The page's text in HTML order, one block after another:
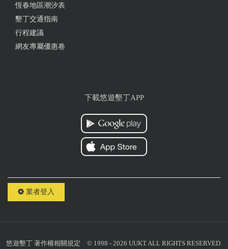
恆春地區潮汐表
墾丁交通指南
行程建議
網友專屬優惠卷
下載悠遊墾丁APP
業者登入
悠遊墾丁 著作權相關規定 © 1998 - 2026 UUKT ALL RIGHTS RESERVED.